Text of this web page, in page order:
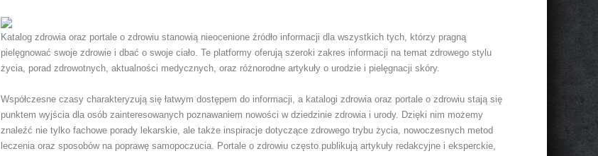
Katalog zdrowia oraz portale o zdrowiu stanowią nieocenione źródło informacji dla wszystkich tych, którzy pragną
pielęgnować swoje zdrowie i dbać o swoje ciało. Te platformy oferują szeroki zakres informacji na temat zdrowego stylu
życia, porad zdrowotnych, aktualności medycznych, oraz różnorodne artykuły o urodzie i pielęgnacji skóry.
Współczesne czasy charakteryzują się łatwym dostępem do informacji, a katalogi zdrowia oraz portale o zdrowiu stają się
punktem wyjścia dla osób zainteresowanych poznawaniem nowości w dziedzinie zdrowia i urody. Dzięki nim możemy
znaleźć nie tylko fachowe porady lekarskie, ale także inspiracje dotyczące zdrowego trybu życia, nowoczesnych metod
leczenia oraz sposobów na poprawę samopoczucia. Portale o zdrowiu często publikują artykuły redakcyjne i eksperckie,